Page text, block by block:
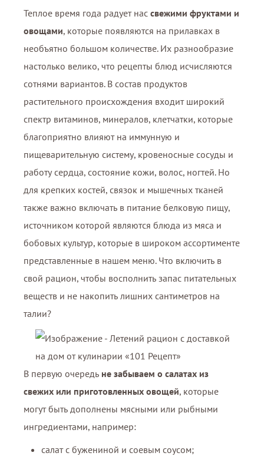
Теплое время года радует нас свежими фруктами и
овощами, которые появляются на прилавках в
необъятно большом количестве. Их разнообразие
настолько велико, что рецепты блюд исчисляются
сотнями вариантов. В состав продуктов
растительного происхождения входит широкий
спектр витаминов, минералов, клетчатки, которые
благоприятно влияют на иммунную и
пищеварительную систему, кровеносные сосуды и
работу сердца, состояние кожи, волос, ногтей. Но
для крепких костей, связок и мышечных тканей
также важно включать в питание белковую пищу,
источником которой являются блюда из мяса и
бобовых культур, которые в широком ассортименте
представленные в нашем меню. Что включить в
свой рацион, чтобы восполнить запас питательных
веществ и не накопить лишних сантиметров на
талии?
В первую очередь не забываем о салатах из
свежих или приготовленных овощей, которые
могут быть дополнены мясными или рыбными
ингредиентами, например:
салат с бужениной и соевым соусом;